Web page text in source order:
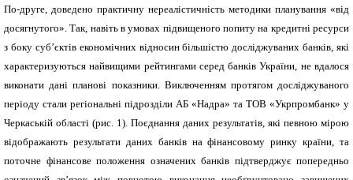
По-друге, доведено практичну нереалістичність методики планування «від
досягнутого». Так, навіть в умовах підвищеного попиту на кредитні ресурси
з боку суб’єктів економічних відносин більшістю досліджуваних банків, які
характеризуються найвищими рейтингами серед банків України, не вдалося
виконати дані планові показники. Виключенням протягом досліджуваного
періоду стали регіональні підрозділи АБ «Надра» та ТОВ «Укрпромбанк» у
Черкаській області (рис. 1). Поєднання даних результатів, які певною мірою
відображають результати даних банків на фінансовому ринку країни, та
поточне фінансове положення означених банків підтверджує попередньо